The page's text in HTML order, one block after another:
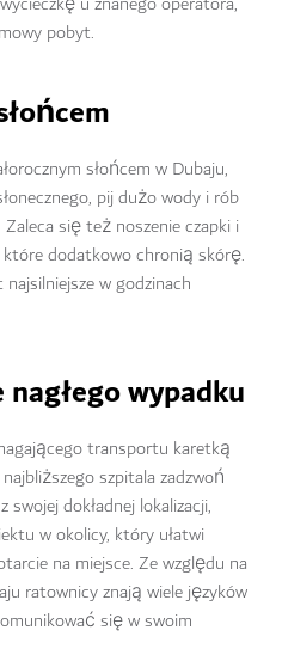
pobyt.
słońcem w Dubaju,
pij dużo wody i rób
się też noszenie czapki i
które dodatkowo chronią skórę.
w godzinach
wypadku
transportu karetką
szpitala zadzwoń
dokładnej lokalizacji,
w okolicy, który ułatwi
na miejsce. Ze względu na
ratownicy znają wiele języków
się w swoim